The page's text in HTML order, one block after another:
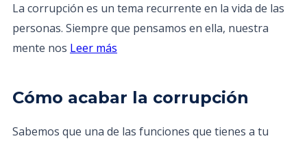
La corrupción es un tema recurrente en la vida de las
personas. Siempre que pensamos en ella, nuestra
mente nos Leer más
Cómo acabar la corrupción
Sabemos que una de las funciones que tienes a tu